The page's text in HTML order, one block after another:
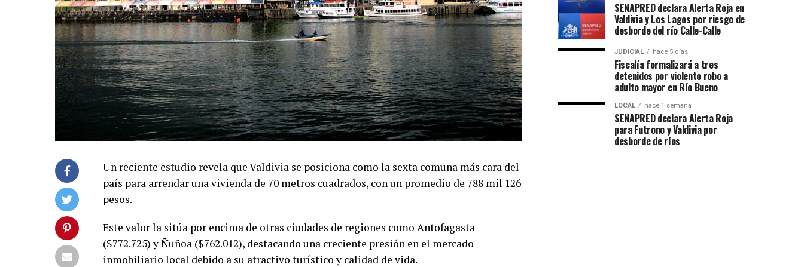
Un reciente estudio revela que Valdivia se posiciona como la sexta comuna más cara del
país para arrendar una vivienda de 70 metros cuadrados, con un promedio de 788 mil 126
pesos.
Este valor la sitúa por encima de otras ciudades de regiones como Antofagasta
($772.725) y Ñuñoa ($762.012), destacando una creciente presión en el mercado
inmobiliario local debido a su atractivo turístico y calidad de vida.
SENAPRED declara Alerta Roja en
Valdivia y Los Lagos por riesgo de
desborde del río Calle-Calle
JUDICIAL hace 5 días
Fiscalía formalizará a tres
detenidos por violento robo a
adulto mayor en Río Bueno
LOCAL hace 1 semana
SENAPRED declara Alerta Roja
para Futrono y Valdivia por
desborde de ríos